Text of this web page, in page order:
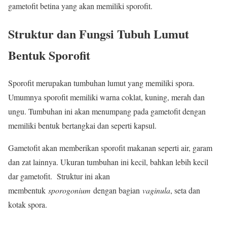
gametofit betina yang akan memiliki sporofit.
Struktur dan Fungsi Tubuh Lumut
Bentuk Sporofit
Sporofit merupakan tumbuhan lumut yang memiliki spora.
Umumnya sporofit memiliki warna coklat, kuning, merah dan
ungu. Tumbuhan ini akan menumpang pada gametofit dengan
memiliki bentuk bertangkai dan seperti kapsul.
Gametofit akan memberikan sporofit makanan seperti air, garam
dan zat lainnya. Ukuran tumbuhan ini kecil, bahkan lebih kecil
dar gametofit. Struktur ini akan
membentuk sporogonium dengan bagian vaginula, seta dan
kotak spora.